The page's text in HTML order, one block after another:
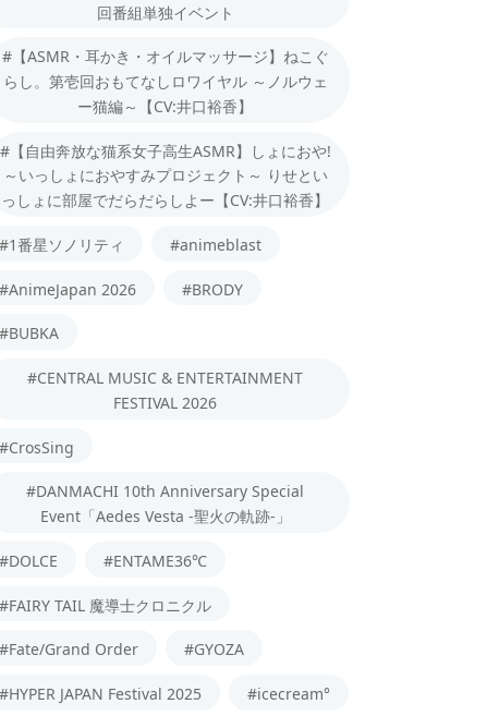
回番組単独イベント
#【ASMR・耳かき・オイルマッサージ】ねこぐ
らし。第壱回おもてなしロワイヤル ～ノルウェ
ー猫編～【CV:井口裕香】
#【自由奔放な猫系女子高生ASMR】しょにおや!
～いっしょにおやすみプロジェクト～ りせとい
っしょに部屋でだらだらしよー【CV:井口裕香】
#1番星ソノリティ #animeblast
#AnimeJapan 2026 #BRODY
#BUBKA
#CENTRAL MUSIC & ENTERTAINMENT
FESTIVAL 2026
#CrosSing
#DANMACHI 10th Anniversary Special
Event「Aedes Vesta -聖火の軌跡-」
#DOLCE #ENTAME36℃
#FAIRY TAIL 魔導士クロニクル
#Fate/Grand Order #GYOZA
#HYPER JAPAN Festival 2025 #icecream°